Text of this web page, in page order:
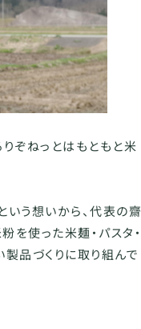
ぞねっとはもともと米
いう想いから、代表の齋
使った米麺・パスタ・
品づくりに取り組んで